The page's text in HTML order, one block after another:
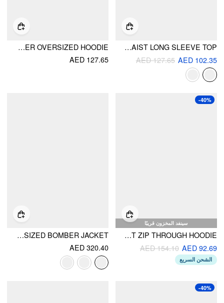
KNIT HOODED DRAWSTRING CINCHED WAIST LONG SLEEVE TOP
AED 102.35
AED 127.65
TERRY SOLID ZIPPER OVERSIZED HOODIE
AED 127.65
سينفد المخزون قريبًا
-40%
FLEECE HOODED CINCHED WAIST ZIP THROUGH HOODIE
AED 92.69
AED 154.10
الشحن السريع
REVERSIBLE COTTON-BLEND STAND COLLAR HOUNDSTOOTH OVERSIZED BOMBER JACKET
AED 320.40
-40%